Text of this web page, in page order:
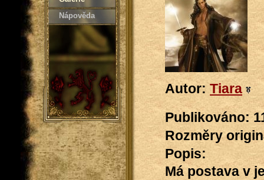
Nápověda
Autor:Tiara
Publikováno:
Rozměry
Popis:
Má postava v